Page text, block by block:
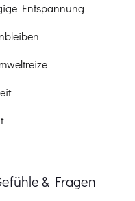
Entspannung
& Fragen